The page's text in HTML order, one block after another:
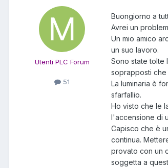
Utenti PLC Forum
51
Buongiorno a
Avrei un
Un mio amico
un suo lavoro.
Sono state tolte
soprapposti
La luminaria è
sfarfallio.
Ho visto che le
l'accensione di
Capisco che è
continua.
provato con un
soggetta a